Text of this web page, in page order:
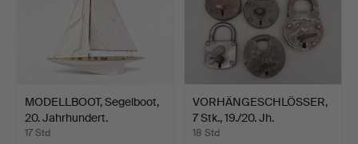
MODELLBOOT, Segelboot,
20. Jahrhundert.
17 Std
VORHÄNGESCHLÖSSER,
7 Stk., 19./20. Jh.
18 Std